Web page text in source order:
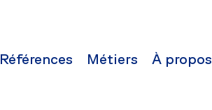
Références Métiers À propos